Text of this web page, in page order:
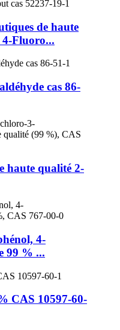
de haute
Fluoro...
cas 86-
haute qualité 2-
4-
99 % ...
CAS 10597-60-